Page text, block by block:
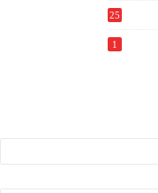
25
1